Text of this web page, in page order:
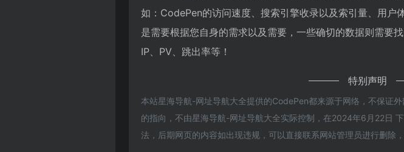
如：CodePen的访问速度、搜索引擎收录以及索引量、用户
是需要根据您自身的需求以及需要，一些确切的数据则需要
IP、PV、跳出率等！
特别声明
本站星海导航-网址导航大全提供的CodePen都来源于网络，不保证
的指向，不由星海导航-网址导航大全实际控制，在2024年6月22日
法，后期网页的内容如出现违规，可以直接联系网站管理员进行删除